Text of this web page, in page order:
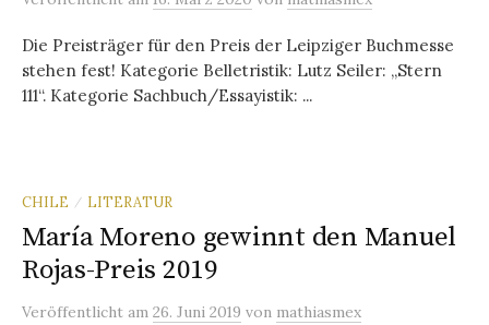
Die Preisträger für den Preis der Leipziger Buchmesse
stehen fest! Kategorie Belletristik: Lutz Seiler: „Stern
111“. Kategorie Sachbuch/Essayistik: ...
CHILE / LITERATUR
María Moreno gewinnt den Manuel
Rojas-Preis 2019
Veröffentlicht am 26. Juni 2019 von mathiasmex